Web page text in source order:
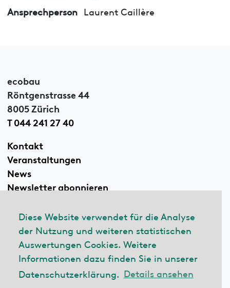
Diese Website verwendet für die Analyse
der Nutzung und weiteren statistischen
Auswertungen Cookies. Weitere
Informationen dazu finden Sie in unserer
Datenschutzerklärung. Details ansehen
Ansprechperson Laurent Caillère
ecobau
Röntgenstrasse 44
8005 Zürich
T 044 241 27 40
Kontakt
Veranstaltungen
News
Newsletter abonnieren
Linkedin
© 2026 ecobau